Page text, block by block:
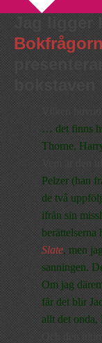
Jag ligger
bokstaven
Vilken
… det finns
Thorne,
Vem är den
Pelzer (han
de två
ifrån sin
berättelserna
Slate, men
sanningen.
Om jag
får det blir
allt det onda,